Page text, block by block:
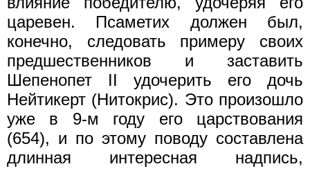
царевен. Псаметих должен был,
конечно, следовать примеру своих
предшественников и заставить
Шепенопет II удочерить его дочь
Нейтикерт (Нитокрис). Это произошло
уже в 9-м году его царствования
(654), и по этому поводу составлена
длинная интересная надпись,